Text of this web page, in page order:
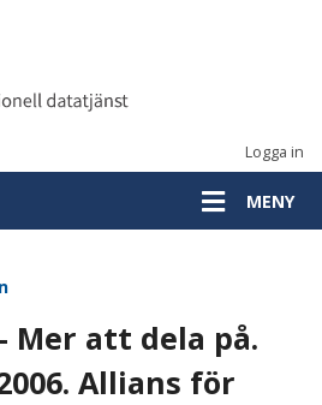
Logga in
MENY
Mer att dela på.
Allians för